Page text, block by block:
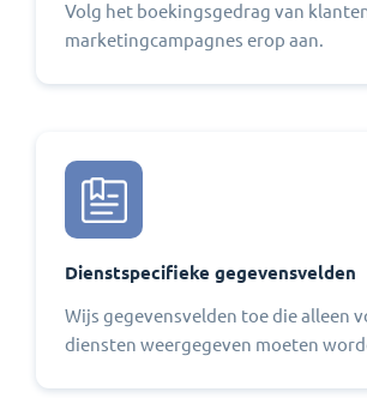
Volg het boekingsgedrag van
marketingcampagnes erop aan.
Dienstspecifieke gegevensvelden
Wijs gegevensvelden toe die alleen
diensten weergegeven moeten